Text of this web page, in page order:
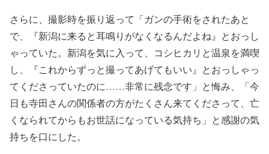
さらに、撮影時を振り返って「ガンの手術をされたあと
で、『新潟に来ると耳鳴りがなくなるんだよね』とおっし
ゃっていた。新潟を気に入って、コシヒカリと温泉を満喫
し、『これからずっと撮ってあげてもいい』とおっしゃっ
てくださっていたのに……非常に残念です」と悔み、「今
日も寺田さんの関係者の方がたくさん来てくださって、亡
くなられてからもお世話になっている気持ち」と感謝の気
持ちを口にした。